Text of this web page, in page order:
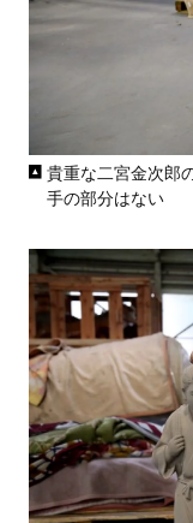
貴重な二宮金次郎
手の部分はない